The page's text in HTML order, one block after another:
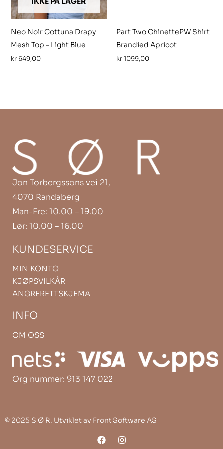
Neo Noir Cottuna Drapy
Mesh Top – Light Blue
kr649,00
Part Two ChinettePW Shirt
Brandied Apricot
kr1099,00
Jon Torbergssons vei 21,
4070 Randaberg
Man-Fre: 10.00 – 19.00
Lør: 10.00 – 16.00
KUNDESERVICE
MIN KONTO
KJØPSVILKÅR
ANGRERETTSKJEMA
INFO
OM OSS
Org nummer: 913 147 022
© 2025 S Ø R. Utviklet av Front Software AS
F
a
I
n